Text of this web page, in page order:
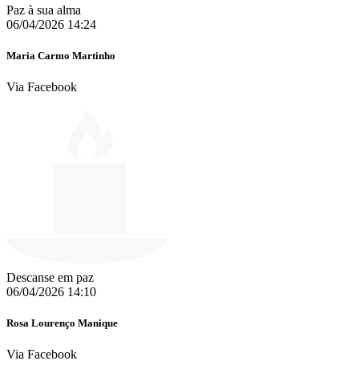
Paz à sua alma
06/04/2026 14:24
Maria Carmo Martinho
Via Facebook
Descanse em paz
06/04/2026 14:10
Rosa Lourenço Manique
Via Facebook